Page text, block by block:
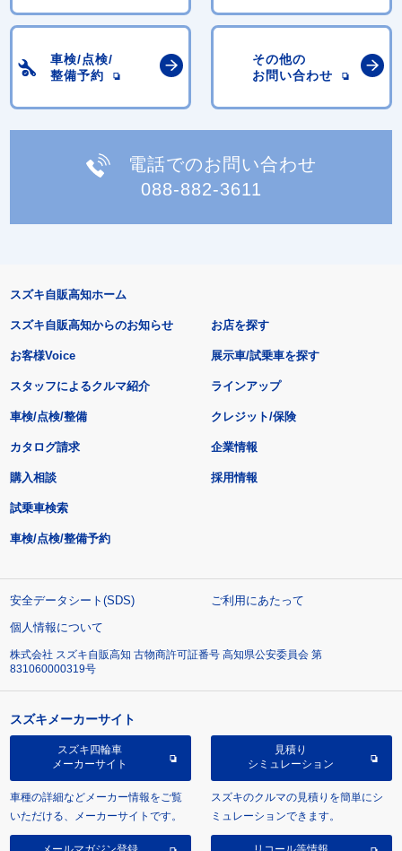
車検/点検/
整備予約
その他の
お問い合わせ
電話でのお問い合わせ
088-882-3611
スズキ自販高知ホーム
スズキ自販高知からのお知らせ
お客様Voice
スタッフによるクルマ紹介
お店を探す
展示車/試乗車を探す
ラインアップ
車検/点検/整備 クレジット/保険
カタログ請求
購入相談
試乗車検索
車検/点検/整備予約
企業情報
採用情報
安全データシート(SDS)
ご利用にあたって
個人情報について
株式会社 スズキ自販高知 古物商許可証番号 高知県公安委員会 第
831060000319号
スズキメーカーサイト
スズキ四輪車
メーカーサイト
車種の詳細などメーカー情報をご覧
いただける、メーカーサイトです。
見積り
シミュレーション
スズキのクルマの見積りを簡単にシ
ミュレーションできます。